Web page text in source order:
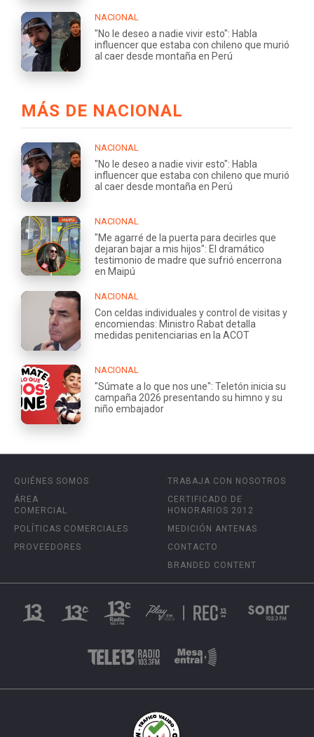
NACIONAL
"No le deseo a nadie vivir esto": Habla
influencer que estaba con chileno que murió
al caer desde montaña en Perú
MÁS DE NACIONAL
NACIONAL
"No le deseo a nadie vivir esto": Habla
influencer que estaba con chileno que murió
al caer desde montaña en Perú
NACIONAL
"Me agarré de la puerta para decirles que
dejaran bajar a mis hijos": El dramático
testimonio de madre que sufrió encerrona
en Maipú
NACIONAL
Con celdas individuales y control de visitas y
encomiendas: Ministro Rabat detalla
medidas penitenciarias en la ACOT
NACIONAL
"Súmate a lo que nos une": Teletón inicia su
campaña 2026 presentando su himno y su
niño embajador
QUIÉNES SOMOS
ÁREA
COMERCIAL
POLÍTICAS COMERCIALES
PROVEEDORES
TRABAJA CON NOSOTROS
CERTIFICADO DE
HONORARIOS 2012
MEDICIÓN ANTENAS
CONTACTO
BRANDED CONTENT